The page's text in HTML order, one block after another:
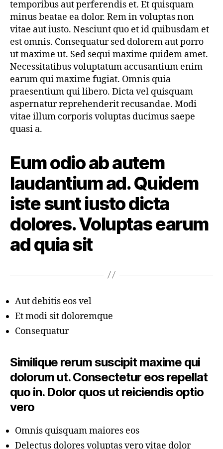
temporibus aut perferendis et. Et quisquam
minus beatae ea dolor. Rem in voluptas non
vitae aut iusto. Nesciunt quo et id quibusdam et
est omnis. Consequatur sed dolorem aut porro
ut maxime ut. Sed sequi maxime quidem amet.
Necessitatibus voluptatum accusantium enim
earum qui maxime fugiat. Omnis quia
praesentium qui libero. Dicta vel quisquam
aspernatur reprehenderit recusandae. Modi
vitae illum corporis voluptas ducimus saepe
quasi a.
Eum odio ab autem
laudantium ad. Quidem
iste sunt iusto dicta
dolores. Voluptas earum
ad quia sit
Aut debitis eos vel
Et modi sit doloremque
Consequatur
Similique rerum suscipit maxime qui
dolorum ut. Consectetur eos repellat
quo in. Dolor quos ut reiciendis optio
vero
Omnis quisquam maiores eos
Delectus dolores voluptas vero vitae dolor